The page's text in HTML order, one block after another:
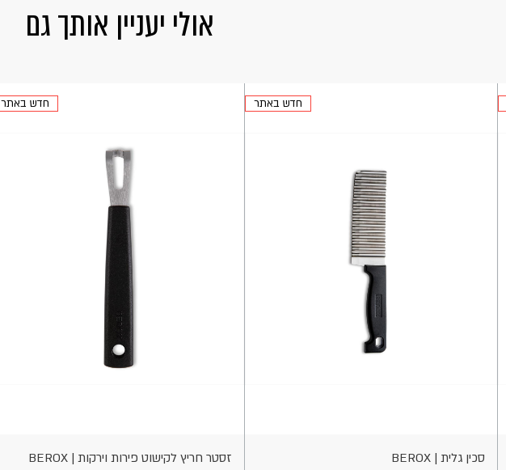
אולי יעניין אותך גם
חדש באתר
סכין גלית | BEROX
חדש באתר
זסטר חריץ לקישוט פירות וירקות | BEROX